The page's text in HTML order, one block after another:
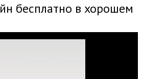
бесплатно в хорошем